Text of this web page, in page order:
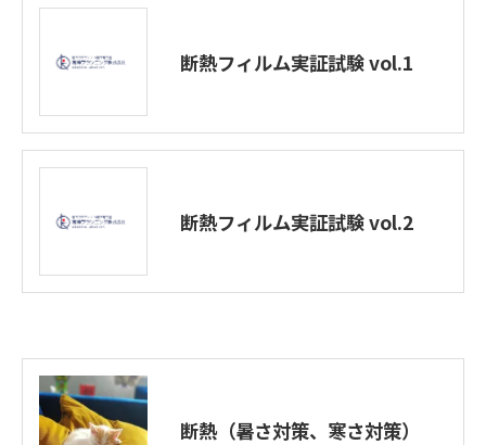
断熱フィルム実証試験 vol.1
断熱フィルム実証試験 vol.2
断熱（暑さ対策、寒さ対策）